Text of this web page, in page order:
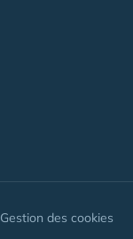
Gestion des cookies